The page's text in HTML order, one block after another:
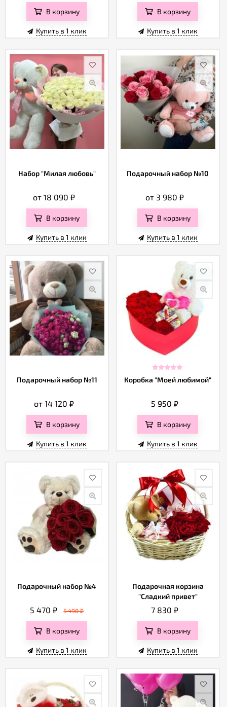
В корзину
Купить в 1 клик
В корзину
Купить в 1 клик
Набор "Милая любовь"
от 18 090 ₽
В корзину
Купить в 1 клик
Подарочный набор №10
от 3 980₽
В корзину
Купить в 1 клик
Подарочный набор №11
от 14 120 ₽
В корзину
Купить в 1 клик
Коробка "Моей любимой"
5 950₽
В корзину
Купить в 1 клик
Подарочный набор №4
5 470₽ 5 490₽
В корзину
Купить в 1 клик
Подарочная корзина
"Сладкий привет"
7 830₽
В корзину
Купить в 1 клик